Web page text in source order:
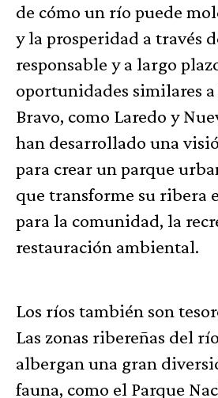
de cómo un río puede
y la prosperidad a través
responsable y a largo
oportunidades similares
Bravo, como Laredo y
han desarrollado una
para crear un parque
que transforme su ribera
para la comunidad, la
restauración ambiental.
Los ríos también son
Las zonas ribereñas del
albergan una gran
fauna, como el Parque